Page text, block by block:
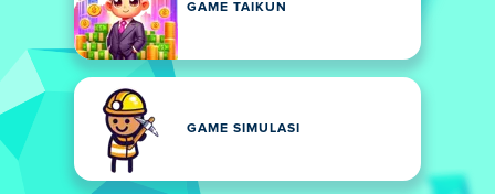
GAME TAIKUN
GAME SIMULASI